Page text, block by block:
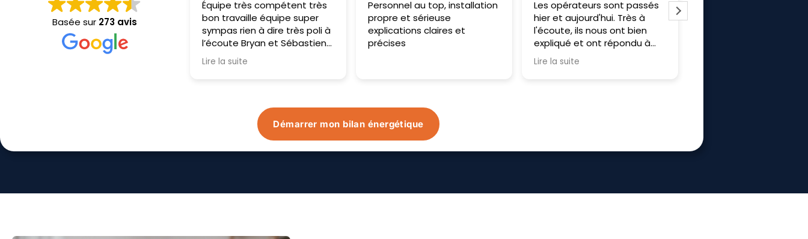
Basée sur 273 avis
Équipe très compétent très
bon travaille équipe super
sympas rien à dire très poli à
l’écoute Bryan et Sébastien
on fait un très bon travaille je
Personnel au top, installation
propre et sérieuse
explications claires et
précises
Les opérateurs sont passés
hier et aujourd'hui. Très à
l'écoute, ils nous ont bien
expliqué et ont répondu à
Entreprise au top du début à
la fin merci a Allan Bruno et
Thibaut pour l'installation
Démarrer mon bilan énergétique